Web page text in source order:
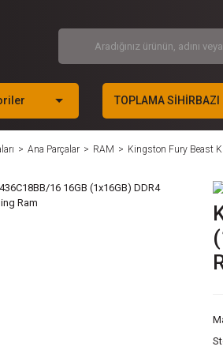
TOPLAMA SİHİRBAZI
Ana Parçalar RAM Kingston Fury Beast